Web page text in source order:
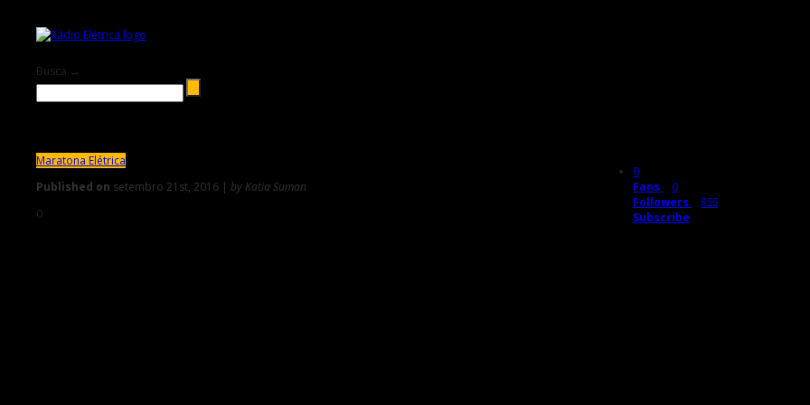
Busca →
Maratona Elétrica
Published on setembro 21st, 2016 | by Katia Suman
0
0
Fans
0
Followers
RSS
Subscribe